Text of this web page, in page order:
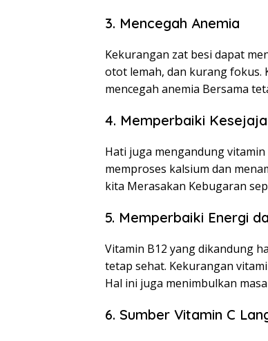
3. Mencegah Anemia
Kekurangan zat besi dapat
otot lemah, dan kurang fokus.
mencegah anemia Bersama
4. Memperbaiki
Hati juga mengandung
memproses kalsium dan
kita Merasakan Kebugaran
5. Memperbaiki Energi
Vitamin B12 yang dikandung
tetap sehat. Kekurangan
Hal ini juga menimbulkan
6. Sumber Vitamin C